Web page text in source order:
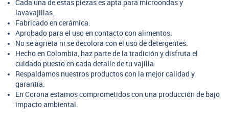
Cada una de estas piezas es apta para microondas y
lavavajillas.
Fabricado en cerámica.
Aprobado para el uso en contacto con alimentos.
No se agrieta ni se decolora con el uso de detergentes.
Hecho en Colombia, haz parte de la tradición y disfruta el
cuidado puesto en cada detalle de tu vajilla.
Respaldamos nuestros productos con la mejor calidad y
garantía.
En Corona estamos comprometidos con una producción de bajo
impacto ambiental.